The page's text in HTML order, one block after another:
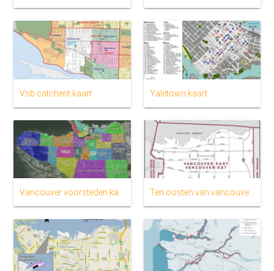
Vsb catchent kaart Yaletown kaart
Vancouver voorsteden kaart Ten oosten van vancouver kaart